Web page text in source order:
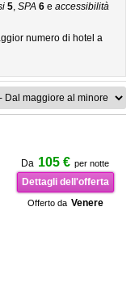
5,SPA 6 eaccessibilità
numero di hotel a
Da 105 € per notte
Dettagli dell'offerta
Offerto da Venere